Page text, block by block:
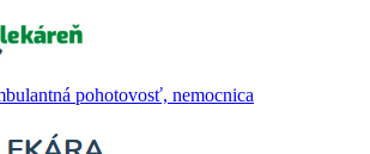
pohotovosť, nemocnica